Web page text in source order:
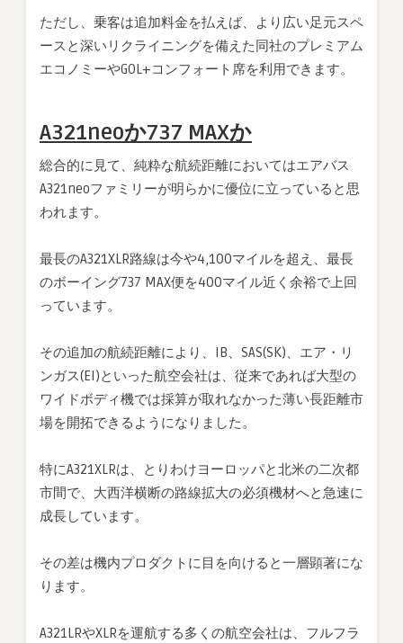
ただし、乗客は追加料金を払えば、より広い足元スペ
ースと深いリクライニングを備えた同社のプレミアム
エコノミーやGOL+コンフォート席を利用できます。
A321neoか737 MAXか
総合的に見て、純粋な航続距離においてはエアバス
A321neoファミリーが明らかに優位に立っていると思
われます。
最長のA321XLR路線は今や4,100マイルを超え、最長
のボーイング737 MAX便を400マイル近く余裕で上回
っています。
その追加の航続距離により、IB、SAS(SK)、エア・リ
ンガス(EI)といった航空会社は、従来であれば大型の
ワイドボディ機では採算が取れなかった薄い長距離市
場を開拓できるようになりました。
特にA321XLRは、とりわけヨーロッパと北米の二次都
市間で、大西洋横断の路線拡大の必須機材へと急速に
成長しています。
その差は機内プロダクトに目を向けると一層顕著にな
ります。
A321LRやXLRを運航する多くの航空会社は、フルフラ